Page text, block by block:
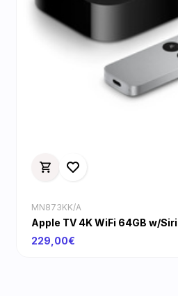
MN873KK/A
Apple TV 4K WiFi 64GB w/
229,00€